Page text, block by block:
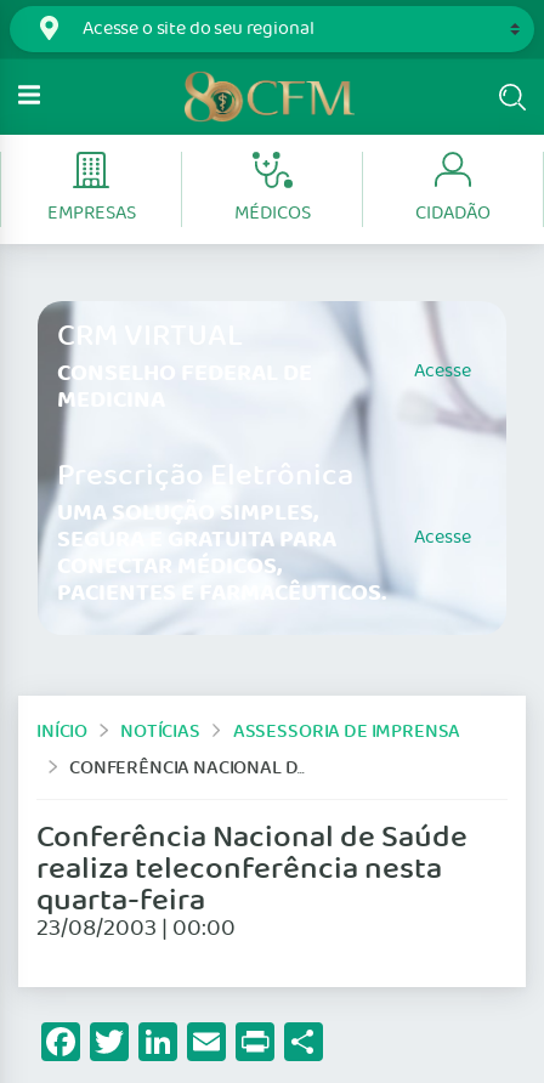
EMPRESAS MÉDICOS CIDADÃO
CRM VIRTUAL
CONSELHO FEDERAL DE
MEDICINA
Acesse
Prescrição Eletrônica
UMA SOLUÇÃO SIMPLES,
SEGURA E GRATUITA PARA
CONECTAR MÉDICOS,
PACIENTES E FARMACÊUTICOS.
Acesse
INÍCIO NOTÍCIAS
ASSESSORIA DE IMPRENSA
CONFERÊNCIA NACIONAL DE SAÚDE REALIZA TELECONFERÊNCIA NESTA QUARTA-FEIRA
Conferência Nacional de Saúde
realiza teleconferência nesta
quarta-feira
23/08/2003 | 00:00
Facebook
Twitter
LinkedIn
Email
Print